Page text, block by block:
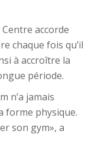
accorde
chaque fois qu’il
à accroître la
période.
n’a jamais
forme physique.
son gym», a